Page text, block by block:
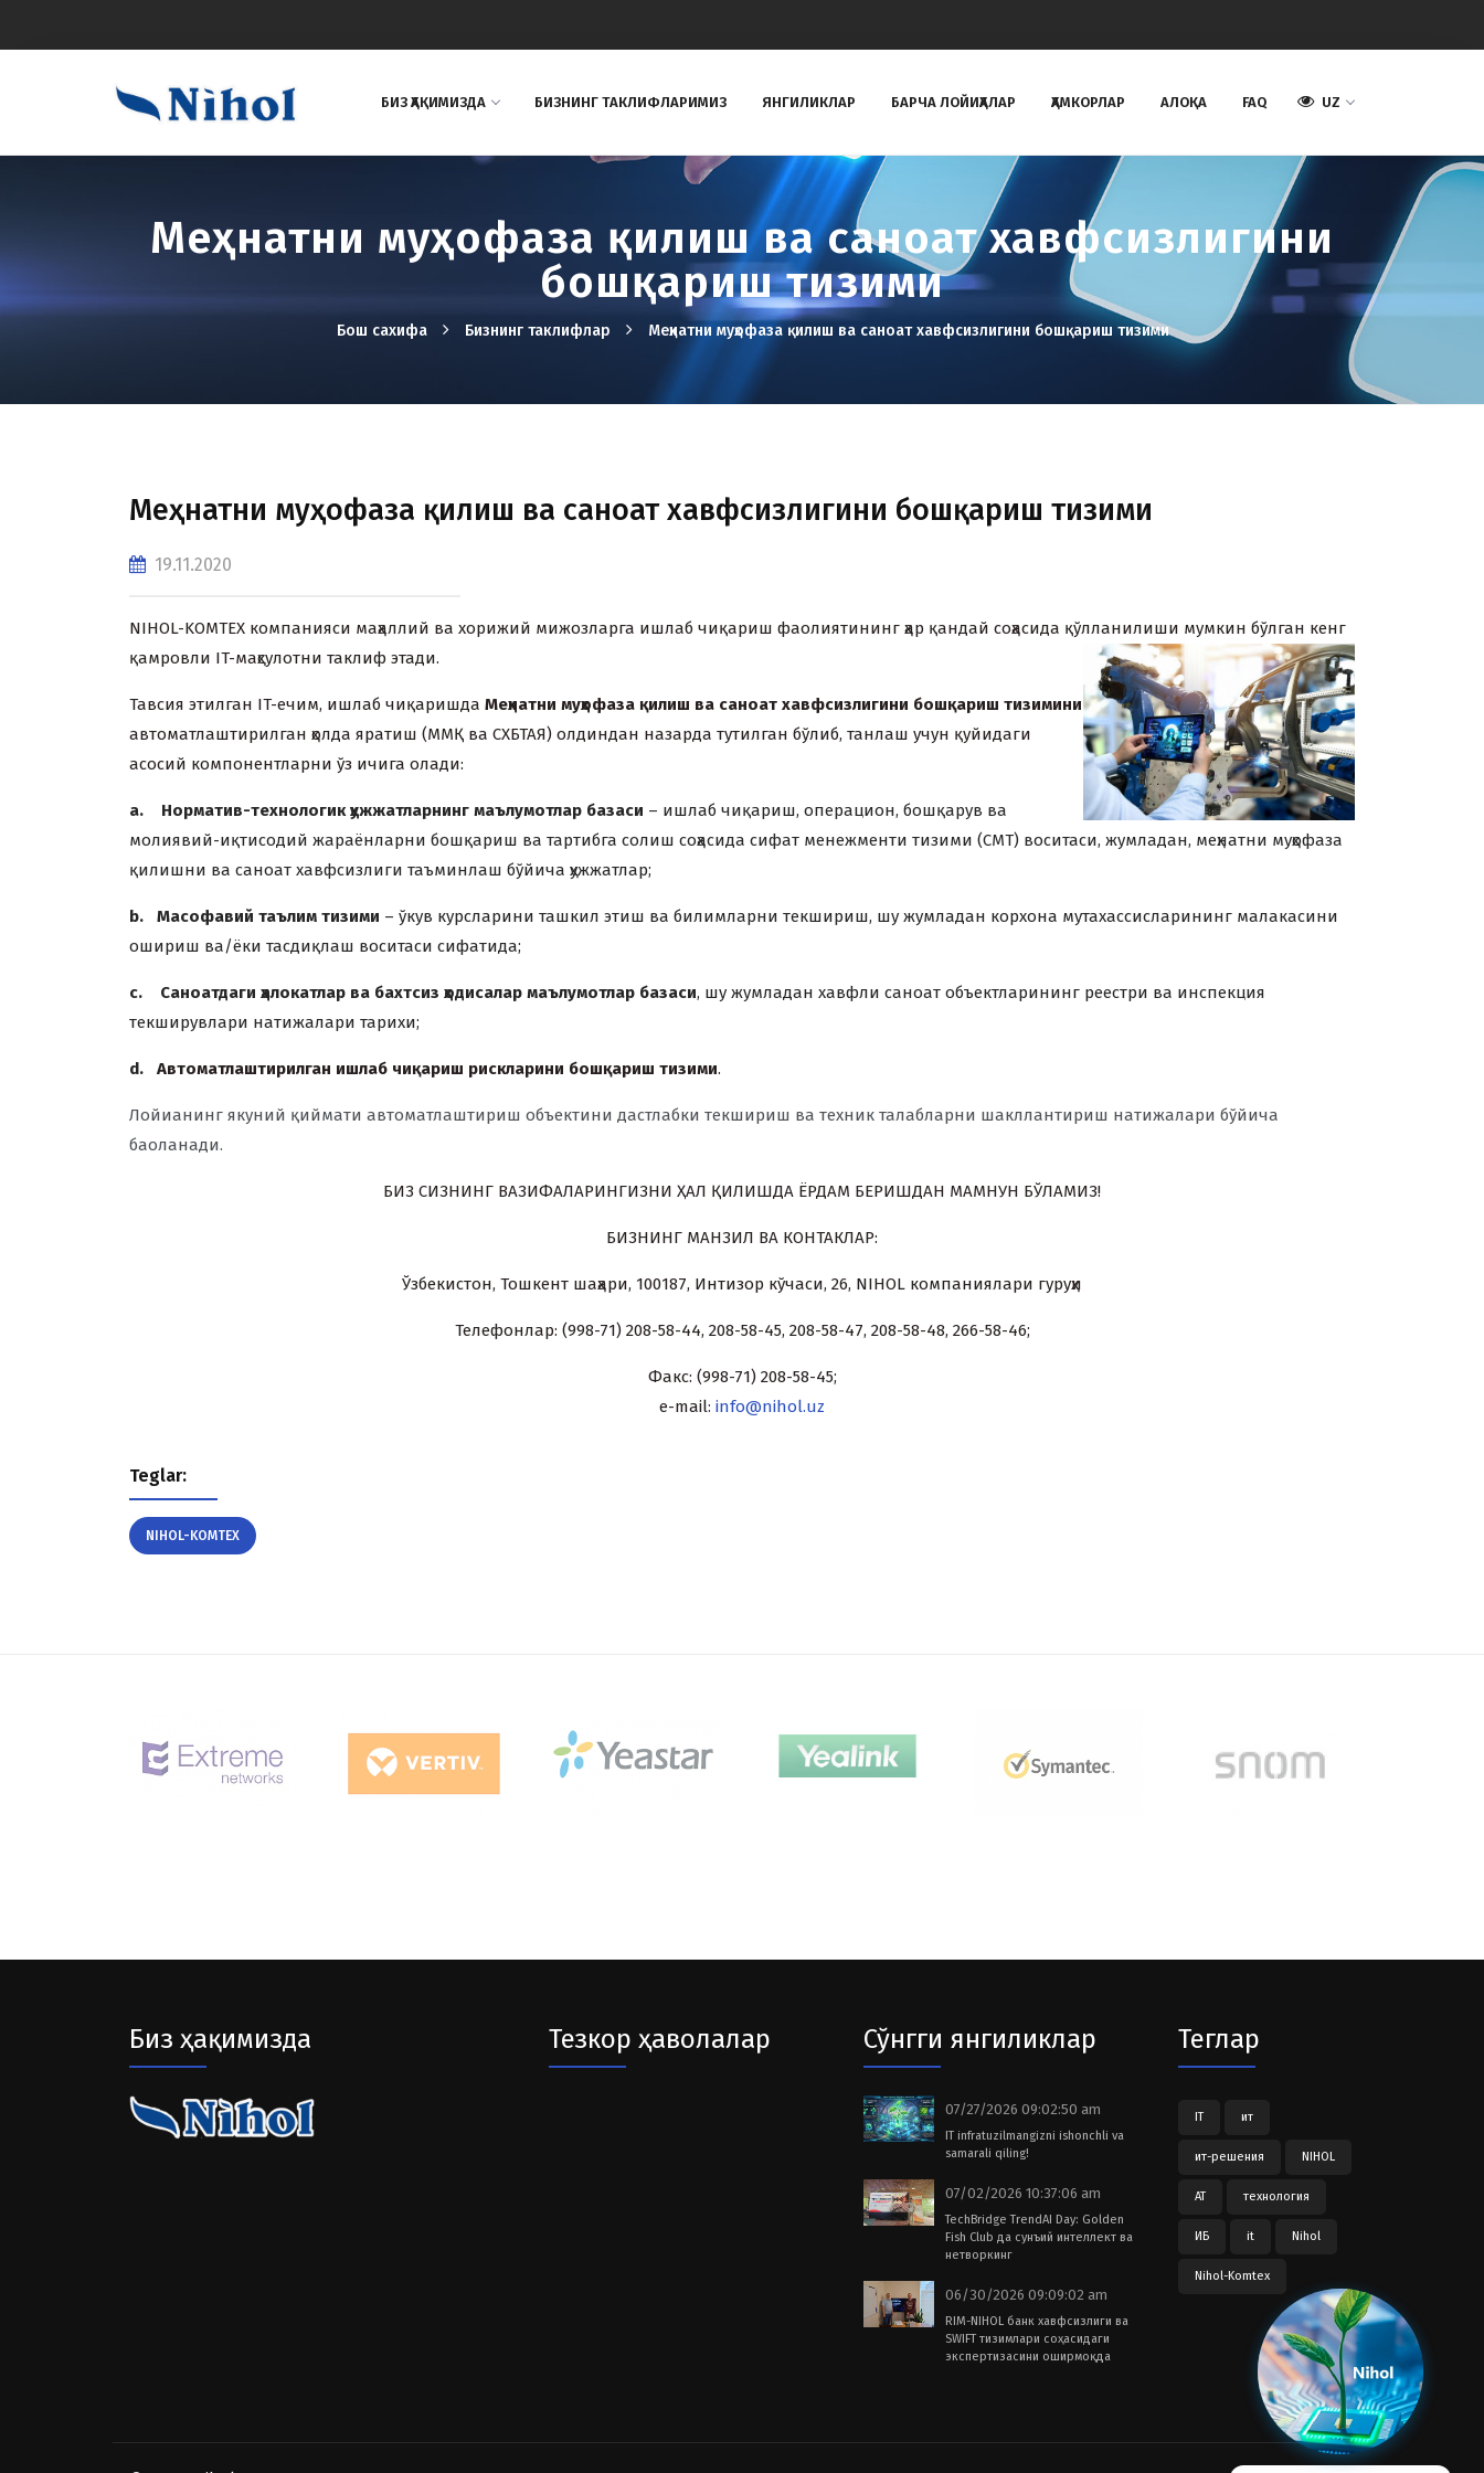
БИЗ ҲАҚИМИЗДА БИЗНИНГ ТAКЛИФЛAРИМИЗ ЯНГИЛИКЛАР БАРЧА ЛОЙИҲАЛАР ҲАМКОРЛАР AЛОҚА FAQ UZ
Меҳнатни муҳофаза қилиш ва саноат хавфсизлигини
бошқариш тизими
Бош сахифа Бизнинг таклифлар Меҳнатни муҳофаза қилиш ва саноат хавфсизлигини бошқариш тизими
Меҳнатни муҳофаза қилиш ва саноат хавфсизлигини бошқариш тизими
19.11.2020
NIHOL-KOMTEX компанияси маҳаллий ва xорижий мижозларга ишлаб чиқариш фаолиятининг ҳар қандай соҳасида қўлланилиши мумкин бўлган кенг
қамровли IT-маҳсулотни таклиф этади.
Тавсия этилган IT-ечим, ишлаб чиқаришда Меҳнатни муҳофаза қилиш ва саноат хавфсизлигини бошқариш тизимини
автоматлаштирилган ҳолда яратиш (ММҚ ва СХБТАЯ) олдиндан назарда тутилган бўлиб, танлаш учун қуйидаги
асосий компонентларни ўз ичига олади:
a. Норматив-технологик ҳужжатларнинг маълумотлар базаси – ишлаб чиқариш, операцион, бошқарув ва
молиявий-иқтисодий жараёнларни бошқариш ва тартибга солиш соҳасида сифат менежменти тизими (СМТ) воситаси, жумладан, меҳнатни муҳофаза
қилишни ва саноат xавфсизлиги таъминлаш бўйича ҳужжатлар;
b. Масофавий таълим тизими – ўкув курсларини ташкил этиш ва билимларни текшириш, шу жумладан корxона мутаxассисларининг малакасини
ошириш ва/ёки тасдиқлаш воситаси сифатида;
c. Саноатдаги ҳалокатлар ва бахтсиз ҳодисалар маълумотлар базаси, шу жумладан xавфли саноат объектларининг реестри ва инспекция
текширувлари натижалари тариxи;
d. Автоматлаштирилган ишлаб чиқариш рискларини бошқариш тизими.
Лойианинг якуний қиймати автоматлаштириш объектини дастлабки текшириш ва теxник талабларни шакллантириш натижалари бўйича
баоланади.
БИЗ СИЗНИНГ ВАЗИФАЛАРИНГИЗНИ ҲАЛ ҚИЛИШДА ЁРДАМ БЕРИШДАН МАМНУН БЎЛАМИЗ!
БИЗНИНГ МАНЗИЛ ВА КОНТАКЛАР:
Ўзбекистон, Тошкент шаҳари, 100187, Интизор кўчаси, 26, NIHOL компаниялари гуруҳи
Телефонлар: (998-71) 208-58-44, 208-58-45, 208-58-47, 208-58-48, 266-58-46;
Факс: (998-71) 208-58-45;
e-mail: info@nihol.uz
Teglar:
NIHOL-KOMTEX
Биз ҳақимизда Тезкор ҳаволалар Сўнгги янгиликлар
07/27/2026 09:02:50 am
IT infratuzilmangizni ishonchli va
samarali qiling!
07/02/2026 10:37:06 am
TechBridge TrendAI Day: Golden
Fish Club да сунъий интеллект ва
нетворкинг
06/30/2026 09:09:02 am
RIM-NIHOL банк хавфсизлиги ва
SWIFT тизимлари соҳасидаги
экспертизасини оширмоқда
Теглар
IT ит
ит-решения NIHOL
АТ технология
ИБ it Nihol
Nihol-Komtex